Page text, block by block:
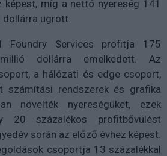
képest, míg a nettó nyereség 141
dollárra ugrott.
Foundry Services profitja 175
dollárra emelkedett. Az
a hálózati és edge csoport,
számítási rendszerek és grafika
növelték nyereségüket, ezek
20 százalékos profitbővülést
során az előző évhez képest.
csoportja 13 százalékkal